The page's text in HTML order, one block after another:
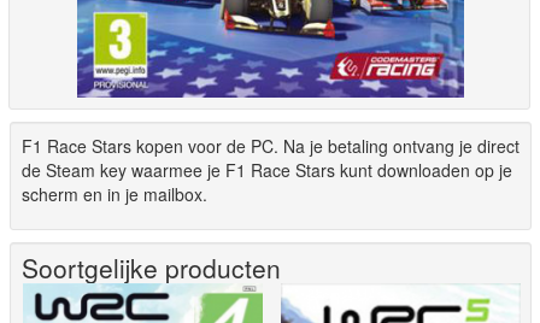
F1 Race Stars kopen voor de PC. Na je betaling ontvang je direct
de Steam key waarmee je F1 Race Stars kunt downloaden op je
scherm en in je mailbox.
Soortgelijke producten